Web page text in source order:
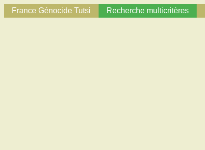
France Génocide Tutsi Recherche multicritères